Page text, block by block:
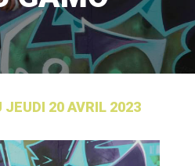
JEUDI 20 AVRIL 2023